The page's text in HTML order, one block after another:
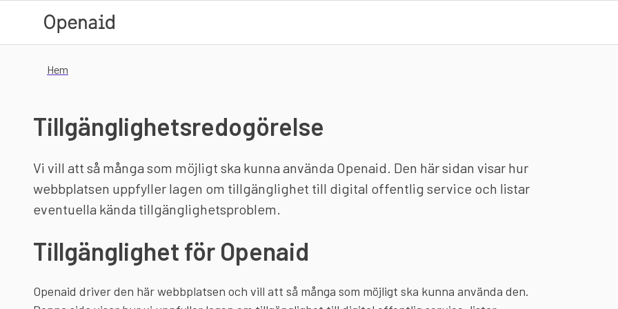
Hem
Tillgänglighetsredogörelse
Vi vill att så många som möjligt ska kunna använda Openaid. Den här sidan visar hur
webbplatsen uppfyller lagen om tillgänglighet till digital offentlig service och listar
eventuella kända tillgänglighetsproblem.
Tillgänglighet för Openaid
Openaid driver den här webbplatsen och vill att så många som möjligt ska kunna använda den.